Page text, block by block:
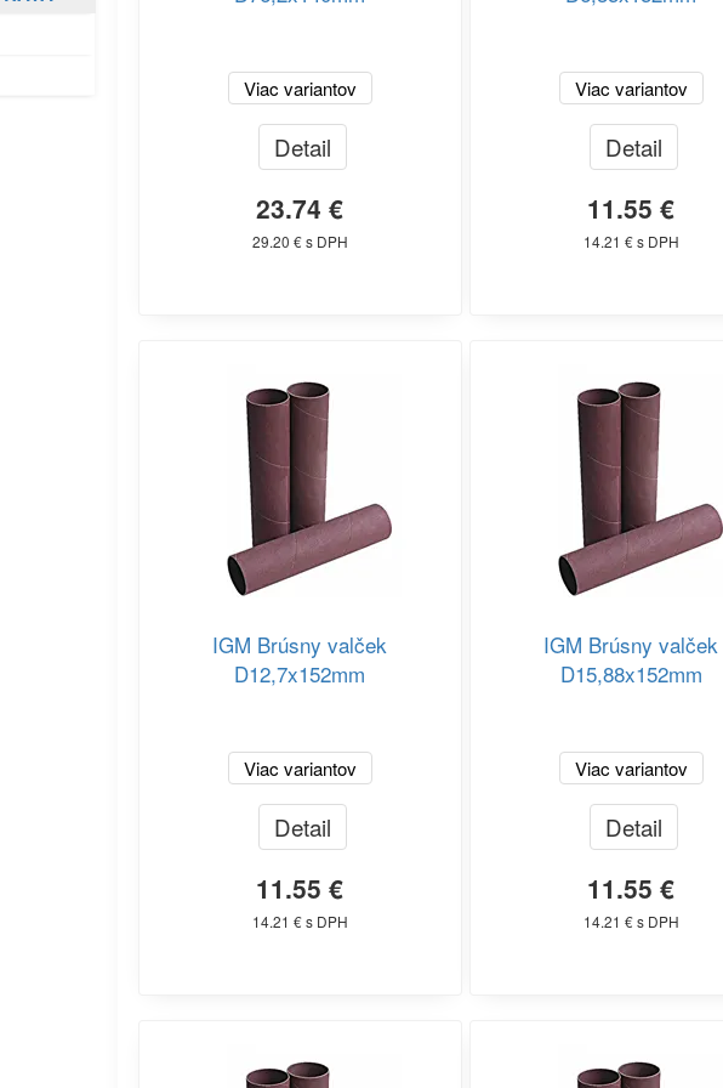
Viac variantov
Detail
23.74 €
29.20 € s DPH
Viac variantov
Detail
11.55 €
14.21 € s DPH
IGM Brúsny valček
D12,7x152mm
Viac variantov
Detail
11.55 €
14.21 € s DPH
IGM Brúsny valček
D15,88x152mm
Viac variantov
Detail
11.55 €
14.21 € s DPH